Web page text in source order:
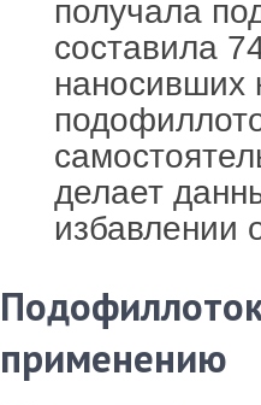
получала
составила
делает
избавлении
применению